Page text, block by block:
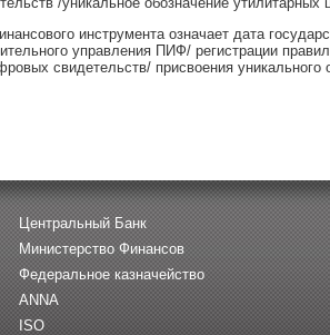
инструмента означает дата
управления ПИФ/ регистрации
свидетельств/ присвоения
Центральный Банк
Министерство Финансов
Федеральное казначейство
ANNA
ISO